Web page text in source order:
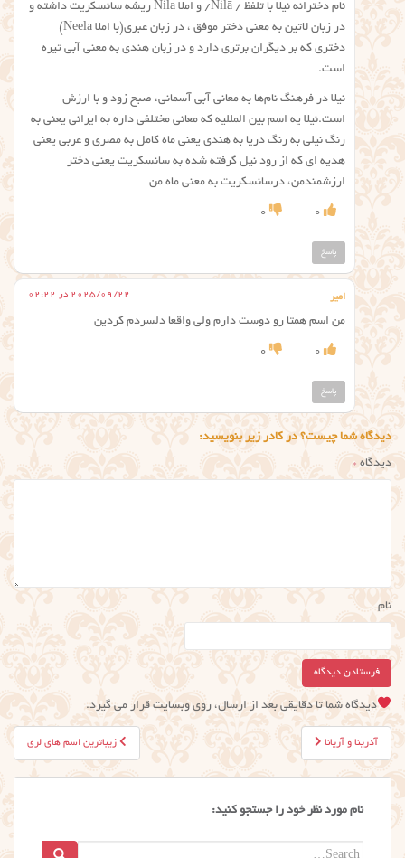
نام دخترانه نیلا با تلفظ / Nilā/ و املا Nila ریشه سانسکریت داشته و
در زبان لاتین به معنی دختر موفق ، در زبان عبری(با املا Neela)
دختری که بر دیگران برتری دارد و در زبان هندی به معنی آبی تیره
است.
نیلا در فرهنگ نام‌ها به معانی آبی آسمانی‌، صبح زود و با ارزش
است.نیلا یه اسم بین المللیه که معانی مختلفی داره به ایرانی یعنی به
رنگ نیلی به رنگ دریا به هندی یعنی ماه کامل به مصری و عربی یعنی
هدیه ای که از رود نیل گرفته شده به سانسکریت یعنی دختر
ارزشمندمن، درسانسکریت به معنی ماه من
0
0
پاسخ
امیر 2025/09/22 در 02:22
من اسم همتا رو دوست دارم ولی واقعا دلسردم کردین
0
0
پاسخ
دیدگاه شما چیست؟ در کادر زیر بنویسید:
دیدگاه *
نام
دیدگاه شما تا دقایقی بعد از ارسال، روی وبسایت قرار می گیرد.
راهبری
نوشته
زیباترین اسم های لری آدرینا و آریانا
نام مورد نظر خود را جستجو کنید:
Search